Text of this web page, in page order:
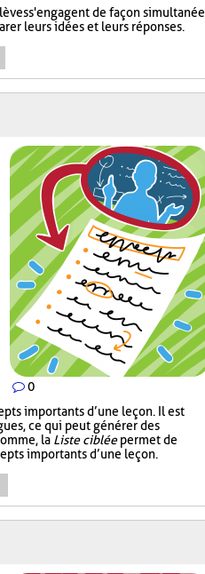
s'engagent de façon simultanée
leurs idées et leurs réponses.
0
importants d’une leçon. Il est
ce qui peut générer des
la Liste cibléepermet de
importants d’une leçon.